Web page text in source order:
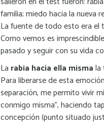
familia; miedo hacia la nueva
La fuente de todo esto era el
Como vemos es
pasado y seguir con su vida
La rabia hacia ella mismala
Para liberarse de esta
separación, me permito vivir
conmigo misma”, haciendo
concepción (punto situado